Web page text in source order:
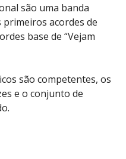
são uma banda
primeiros acordes de
base de “Vejam
são competentes, os
e o conjunto de